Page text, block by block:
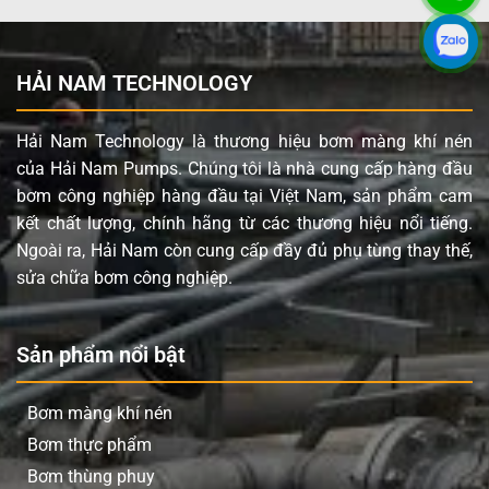
Xử lý đa dạng chất lỏng:Khả năng bơm chất rắn
lên đến 4.8 mm giúp máy xử lý hiệu quả các chất
lỏng có chứa hạt lơ lửng, bùn, sệt mà không gây tắc
nghẽn hay hỏng hóc.
Hoạt động linh hoạt:Bơm có khả năng tự mồi,
chạy khô mà không hư hại, dễ dàng điều chỉnh lưu
lượng và áp lực bằng cách thay đổi áp suất khí nén
cấp vào, mang lại sự linh hoạt cao trong sản xuất.
Bảo trì đơn giản:Cấu tạo đơn giản, ít chi tiết
chuyển động giúp việc bảo trì, sửa chữa trở nên dễ
dàng và tiết kiệm thời gian.
Ứng dụng sản phẩm Yamada NDP-
25BST
Bơm màng khí nén
Yamada NDP-25BST được tin dùng
rộng rãi trong nhiều ngành công nghiệp nhờ khả năng
HẢI NAM TECHNOLOGY
Hải Nam Technology là thương hiệu bơm màng khí nén
của Hải Nam Pumps. Chúng tôi là nhà cung cấp hàng đầu
bơm công nghiệp hàng đầu tại Việt Nam, sản phẩm cam
kết chất lượng, chính hãng từ các thương hiệu nổi tiếng.
Ngoài ra, Hải Nam còn cung cấp đầy đủ phụ tùng thay thế,
sửa chữa bơm công nghiệp.
Sản phẩm nổi bật
Bơm màng khí nén
Bơm thực phẩm
Bơm thùng phuy